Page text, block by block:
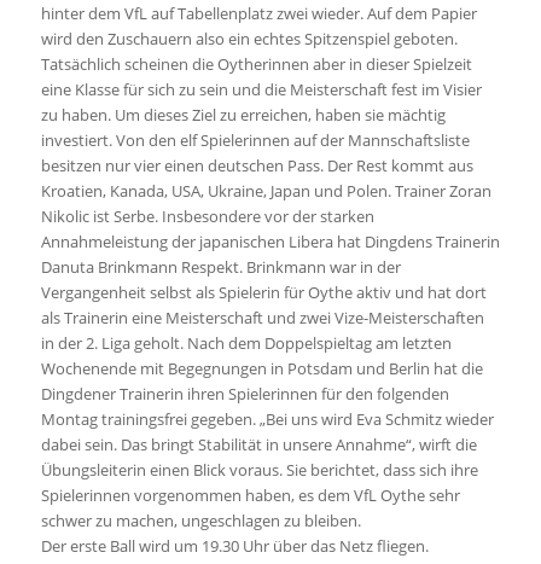
hinter dem VfL auf Tabellenplatz zwei wieder. Auf dem Papier
wird den Zuschauern also ein echtes Spitzenspiel geboten.
Tatsächlich scheinen die Oytherinnen aber in dieser Spielzeit
eine Klasse für sich zu sein und die Meisterschaft fest im Visier
zu haben. Um dieses Ziel zu erreichen, haben sie mächtig
investiert. Von den elf Spielerinnen auf der Mannschaftsliste
besitzen nur vier einen deutschen Pass. Der Rest kommt aus
Kroatien, Kanada, USA, Ukraine, Japan und Polen. Trainer Zoran
Nikolic ist Serbe. Insbesondere vor der starken
Annahmeleistung der japanischen Libera hat Dingdens Trainerin
Danuta Brinkmann Respekt. Brinkmann war in der
Vergangenheit selbst als Spielerin für Oythe aktiv und hat dort
als Trainerin eine Meisterschaft und zwei Vize-Meisterschaften
in der 2. Liga geholt. Nach dem Doppelspieltag am letzten
Wochenende mit Begegnungen in Potsdam und Berlin hat die
Dingdener Trainerin ihren Spielerinnen für den folgenden
Montag trainingsfrei gegeben. „Bei uns wird Eva Schmitz wieder
dabei sein. Das bringt Stabilität in unsere Annahme“, wirft die
Übungsleiterin einen Blick voraus. Sie berichtet, dass sich ihre
Spielerinnen vorgenommen haben, es dem VfL Oythe sehr
schwer zu machen, ungeschlagen zu bleiben.
Der erste Ball wird um 19.30 Uhr über das Netz fliegen.